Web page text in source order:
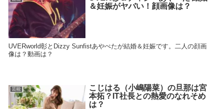
＆妊娠がヤバい！顔画像は？
UVERworld彰とDizzy Sunfistあやぺたが結婚＆妊娠です。二人の顔画
像は？動画は？
芸能
こじはる（小嶋陽菜）の旦那は宮
本拓？IT社長との熱愛のなれそめ
は？